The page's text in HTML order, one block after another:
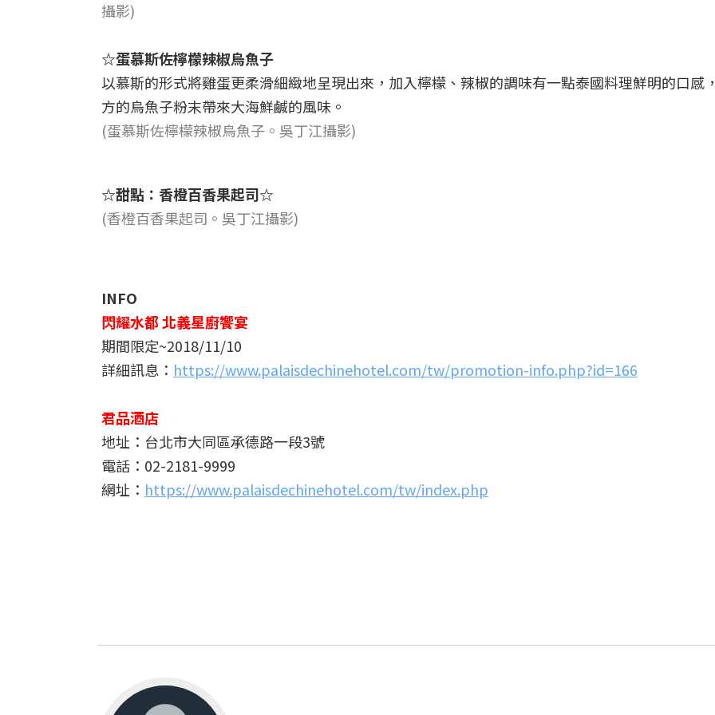
攝影)
☆蛋慕斯佐檸檬辣椒烏魚子
以慕斯的形式將雞蛋更柔滑細緻地呈現出來，加入檸檬、辣椒的調味有一點泰國料理鮮明的口感
方的烏魚子粉末帶來大海鮮鹹的風味。
(蛋慕斯佐檸檬辣椒烏魚子。吳丁江攝影)
☆甜點：香橙百香果起司☆
(香橙百香果起司。吳丁江攝影)
INFO
閃耀水都北義星廚饗宴
期間限定~2018/11/10
詳細訊息： https://www.palaisdechinehotel.com/tw/promotion-info.php?id=166
君品酒店
地址：台北市大同區承德路一段3號
電話：02-2181-9999
網址： https://www.palaisdechinehotel.com/tw/index.php